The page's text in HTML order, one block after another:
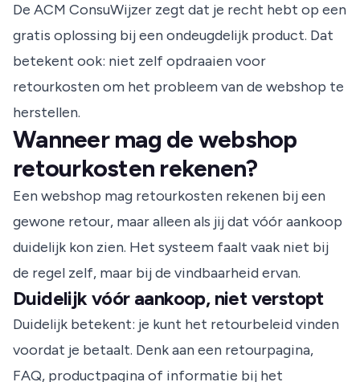
De ACM ConsuWijzer zegt dat je recht hebt op een
gratis oplossing bij een ondeugdelijk product. Dat
betekent ook: niet zelf opdraaien voor
retourkosten om het probleem van de webshop te
herstellen.
Wanneer mag de webshop
retourkosten rekenen?
Een webshop mag retourkosten rekenen bij een
gewone retour, maar alleen als jij dat vóór aankoop
duidelijk kon zien. Het systeem faalt vaak niet bij
de regel zelf, maar bij de vindbaarheid ervan.
Duidelijk vóór aankoop, niet verstopt
Duidelijk betekent: je kunt het retourbeleid vinden
voordat je betaalt. Denk aan een retourpagina,
FAQ, productpagina of informatie bij het